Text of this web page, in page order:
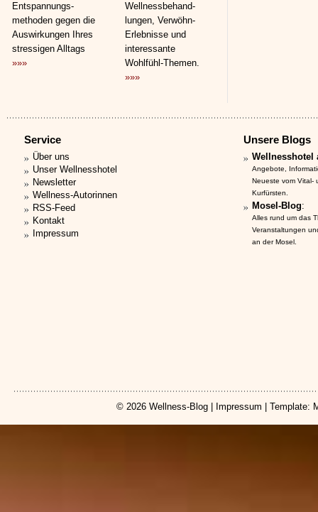
Entspannungs­
methoden gegen die
Auswirkungen Ihres
stressigen Alltags
»»»
Wellnessbehand­
lungen, Verwöhn-
Erlebnisse und
interessante
Wohlfühl-Themen.
»»»
Service
Über uns
Unser Wellnesshotel
Newsletter
Wellness-Autorinnen
RSS-Feed
Kontakt
Impressum
Unsere Blogs
Wellnesshotel
Angebote,
Neueste vom Vital-
Kurfürsten.
Mosel-Blog:
Alles rund um das
Veranstaltungen
an der Mosel.
© 2026 Wellness-Blog Impressum | Template: